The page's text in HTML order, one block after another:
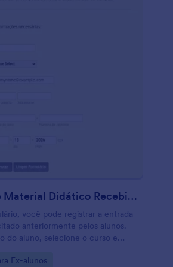
Controle De Material Didático Recebido
você pode registrar a entrada
anteriormente pelos alunos.
do aluno, selecione o curso e
Ex-alunos